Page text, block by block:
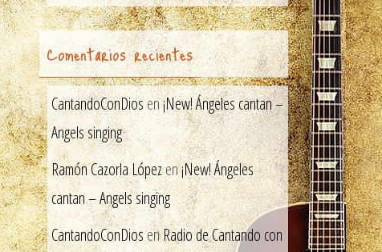
Comentarios recientes
CantandoConDiosen¡New! Ángeles cantan –
Angels singing
Ramón Cazorla Lópezen¡New! Ángeles
cantan – Angels singing
CantandoConDiosenRadio de Cantando con